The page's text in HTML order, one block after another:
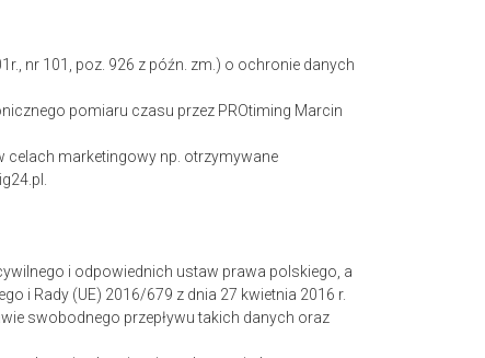
nr 101, poz. 926 z późn. zm.) o ochronie danych
pomiaru czasu przez PROtiming Marcin
celach marketingowy np. otrzymywane
i odpowiednich ustaw prawa polskiego, a
i Rady (UE) 2016/679 z dnia 27 kwietnia 2016 r.
swobodnego przepływu takich danych oraz